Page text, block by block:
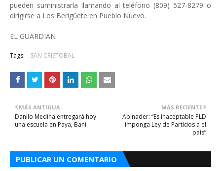
pueden suministrarla llamando al teléfono (809) 527-8279 o
dirigirse a Los Berigüete en Pueblo Nuevo.
EL GUARDIAN
Tags: SAN CRISTOBAL
MÁS RECIENTE
Abinader: “Es inaceptable PLD
imponga Ley de Partidos a el
país”
MÁS ANTIGUA
Danilo Medina entregará hoy
una escuela en Paya, Bani
PUBLICAR UN COMENTARIO